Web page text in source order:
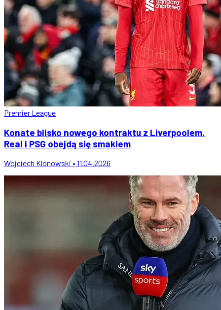
Premier League
Konate blisko nowego kontraktu z Liverpoolem.
Real i PSG obejdą się smakiem
Wojciech Klonowski • 11.04.2026